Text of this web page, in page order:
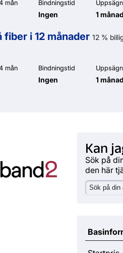
mån Bindningstid
Ingen 1 månad
i 12 månader 12 %
mån Bindningstid
Ingen 1 månad
Kan
Sök på
den här